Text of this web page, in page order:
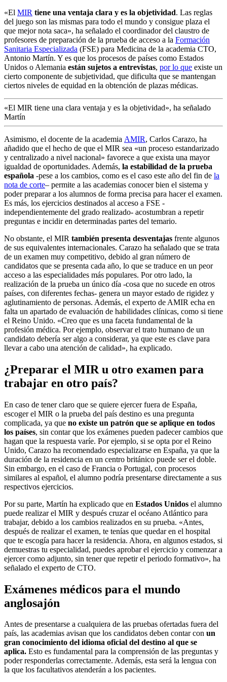
«El MIR tiene una ventaja clara y es la objetividad. Las reglas
del juego son las mismas para todo el mundo y consigue plaza el
que mejor nota saca», ha señalado el coordinador del claustro de
profesores de preparación de la prueba de acceso a la Formación
Sanitaria Especializada (FSE) para Medicina de la academia CTO,
Antonio Martín. Y es que los procesos de países como Estados
Unidos o Alemania están sujetos a entrevistas, por lo que existe un
cierto componente de subjetividad, que dificulta que se mantengan
ciertos niveles de equidad en la obtención de plazas médicas.
«El MIR tiene una clara ventaja y es la objetividad», ha señalado
Martín
Asimismo, el docente de la academia AMIR, Carlos Carazo, ha
añadido que el hecho de que el MIR sea «un proceso estandarizado
y centralizado a nivel nacional» favorece a que exista una mayor
igualdad de oportunidades. Además, la estabilidad de la prueba
española -pese a los cambios, como es el caso este año del fin de la
nota de corte– permite a las academias conocer bien el sistema y
poder preparar a los alumnos de forma precisa para hacer el examen.
Es más, los ejercicios destinados al acceso a FSE -
independientemente del grado realizado- acostumbran a repetir
preguntas e incidir en determinadas partes del temario.
No obstante, el MIR también presenta desventajas frente algunos
de sus equivalentes internacionales. Carazo ha señalado que se trata
de un examen muy competitivo, debido al gran número de
candidatos que se presenta cada año, lo que se traduce en un peor
acceso a las especialidades más populares. Por otro lado, la
realización de la prueba un único día -cosa que no sucede en otros
países, con diferentes fechas- genera un mayor estado de rigidez y
aglutinamiento de personas. Además, el experto de AMIR echa en
falta un apartado de evaluación de habilidades clínicas, como si tiene
el Reino Unido. «Creo que es una faceta fundamental de la
profesión médica. Por ejemplo, observar el trato humano de un
candidato debería ser algo a considerar, ya que este es clave para
llevar a cabo una atención de calidad», ha explicado.
¿Preparar el MIR u otro examen para
trabajar en otro país?
En caso de tener claro que se quiere ejercer fuera de España,
escoger el MIR o la prueba del país destino es una pregunta
complicada, ya que no existe un patrón que se aplique en todos
los países, sin contar que los exámenes pueden padecer cambios que
hagan que la respuesta varíe. Por ejemplo, si se opta por el Reino
Unido, Carazo ha recomendado especializarse en España, ya que la
duración de la residencia en un centro británico puede ser el doble.
Sin embargo, en el caso de Francia o Portugal, con procesos
similares al español, el alumno podría presentarse directamente a sus
respectivos ejercicios.
Por su parte, Martín ha explicado que en Estados Unidos el alumno
puede realizar el MIR y después cruzar el océano Atlántico para
trabajar, debido a los cambios realizados en su prueba. «Antes,
después de realizar el examen, te tenías que quedar en el hospital
que te escogía para hacer la residencia. Ahora, en algunos estados, si
demuestras tu especialidad, puedes aprobar el ejercicio y comenzar a
ejercer como adjunto, sin tener que repetir el periodo formativo», ha
señalado el experto de CTO.
Exámenes médicos para el mundo
anglosajón
Antes de presentarse a cualquiera de las pruebas ofertadas fuera del
país, las academias avisan que los candidatos deben contar con un
gran conocimiento del idioma oficial del destino al que se
aplica. Esto es fundamental para la comprensión de las preguntas y
poder responderlas correctamente. Además, esta será la lengua con
la que los facultativos atenderán a los pacientes.